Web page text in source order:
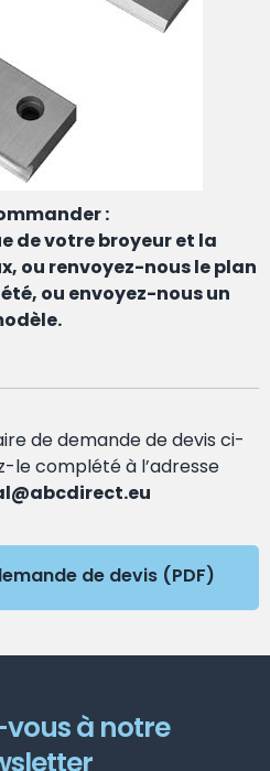
:
de votre broyeur et la
ou renvoyez-nous le plan
ou envoyez-nous un
de demande de devis ci-
le complété à l’adresse
de devis (PDF)
à notre